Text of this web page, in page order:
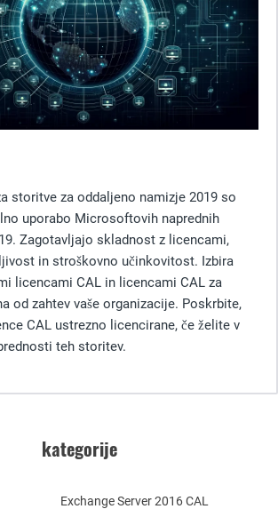
storitve za oddaljeno namizje 2019 so
uporabo Microsoftovih naprednih
Zagotavljajo skladnost z licencami,
in stroškovno učinkovitost. Izbira
licencami CAL in licencami CAL za
od zahtev vaše organizacije. Poskrbite,
CAL ustrezno licencirane, če želite v
teh storitev.
kategorije
Exchange Server 2016 CAL